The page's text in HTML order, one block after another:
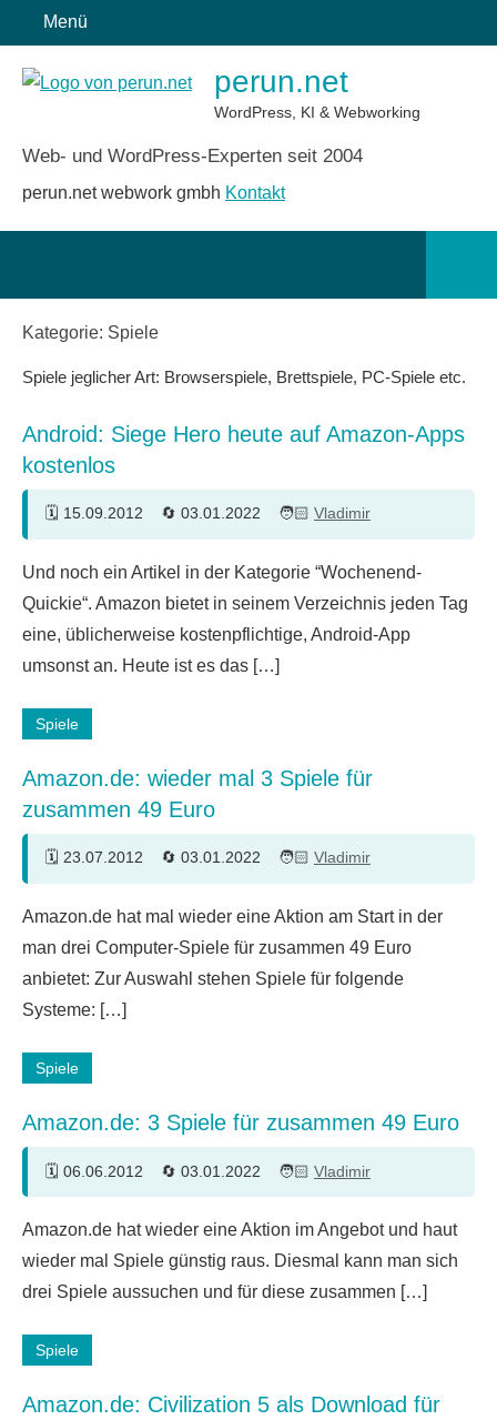
Inhalt
springen
Menü
perun.net
WordPress, KI & Webworking
Web- und WordPress-Experten seit 2004
perun.net webwork gmbh Kontakt
Kategorie: Spiele
Spiele jeglicher Art: Browserspiele, Brettspiele, PC-Spiele etc.
Android: Siege Hero heute auf Amazon-Apps
kostenlos
15.09.2012 03.01.2022 Vladimir
Kommentar
Und noch ein Artikel in der Kategorie “Wochenend-
Quickie“. Amazon bietet in seinem Verzeichnis jeden Tag
eine, üblicherweise kostenpflichtige, Android-App
umsonst an. Heute ist es das […]
Spiele
Amazon.de: wieder mal 3 Spiele für
zusammen 49 Euro
23.07.2012 03.01.2022 Vladimir
Kommentar
Amazon.de hat mal wieder eine Aktion am Start in der
man drei Computer-Spiele für zusammen 49 Euro
anbietet: Zur Auswahl stehen Spiele für folgende
Systeme: […]
Spiele
Amazon.de: 3 Spiele für zusammen 49 Euro
06.06.2012 03.01.2022 Vladimir
Kommentar
Amazon.de hat wieder eine Aktion im Angebot und haut
wieder mal Spiele günstig raus. Diesmal kann man sich
drei Spiele aussuchen und für diese zusammen […]
Spiele
Amazon.de: Civilization 5 als Download für